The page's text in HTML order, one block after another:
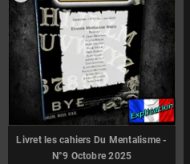
Livret les cahiers Du Mentalisme -
N°9 Octobre 2025